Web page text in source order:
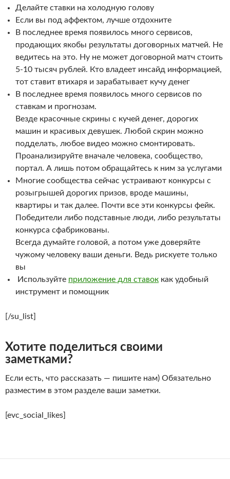
Делайте ставки на холодную голову
Если вы под аффектом, лучше отдохните
В последнее время появилось много сервисов,
продающих якобы результаты договорных матчей. Не
ведитесь на это. Ну не может договорной матч стоить
5-10 тысяч рублей. Кто владеет инсайд информацией,
тот ставит втихаря и зарабатывает кучу денег
В последнее время появилось много сервисов по
ставкам и прогнозам.
Везде красочные скрины с кучей денег, дорогих
машин и красивых девушек. Любой скрин можно
подделать, любое видео можно смонтировать.
Проанализируйте вначале человека, сообщество,
портал. А лишь потом обращайтесь к ним за услугами
Многие сообщества сейчас устраивают конкурсы с
розыгрышей дорогих призов, вроде машины,
квартиры и так далее. Почти все эти конкурсы фейк.
Победители либо подставные люди, либо результаты
конкурса сфабрикованы.
Всегда думайте головой, а потом уже доверяйте
чужому человеку ваши деньги. Ведь рискуете только
вы
Используйте приложение для ставок как удобный
инструмент и помощник
[/su_list]
Хотите поделиться своими
заметками?
Если есть, что рассказать — пишите нам) Обязательно
разместим в этом разделе ваши заметки.
[evc_social_likes]